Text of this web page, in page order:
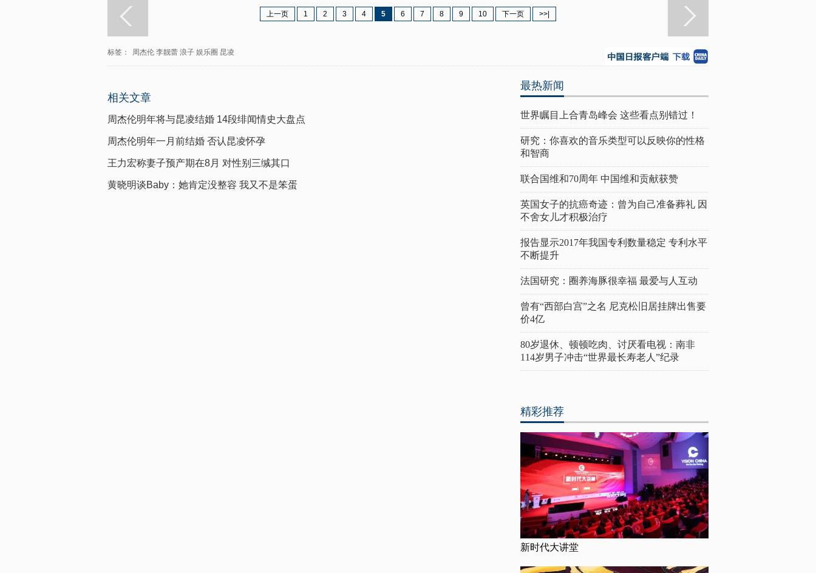
上一页 1 2 3 4 5 6 7 8 9 10 下一页 >>|
标签： 周杰伦 李靓蕾 浪子 娱乐圈 昆凌
相关文章
周杰伦明年将与昆凌结婚 14段绯闻情史大盘点
周杰伦明年一月前结婚 否认昆凌怀孕
王力宏称妻子预产期在8月 对性别三缄其口
黄晓明谈Baby：她肯定没整容 我又不是笨蛋
最热新闻
世界瞩目上合青岛峰会 这些看点别错过！
研究：你喜欢的音乐类型可以反映你的性格
和智商
联合国维和70周年 中国维和贡献获赞
英国女子的抗癌奇迹：曾为自己准备葬礼 因
不舍女儿才积极治疗
报告显示2017年我国专利数量稳定 专利水平
不断提升
法国研究：圈养海豚很幸福 最爱与人互动
曾有“西部白宫”之名 尼克松旧居挂牌出售要
价4亿
80岁退休、顿顿吃肉、讨厌看电视：南非
114岁男子冲击“世界最长寿老人”纪录
精彩推荐
新时代大讲堂